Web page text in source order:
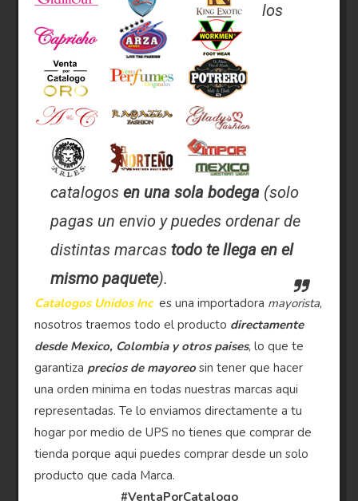
los
catalogosen una sola bodega (solo
pagas un envio y puedes ordenar de
distintas marcas todo te llega en el
mismo paquete).
Catalogos Unidos Inc es una importadora mayorista,
nosotros traemos todo el producto directamente
desde Mexico, Colombia y otros paises, lo que te
garantizaprecios de mayoreo sin tener que hacer
una orden minima en todas nuestras marcas aqui
representadas. Te lo enviamos directamente a tu
hogar por medio de UPS no tienes que comprar de
tienda porque aqui puedes comprar desde un solo
producto que cada Marca.
#VentaPorCatalogo